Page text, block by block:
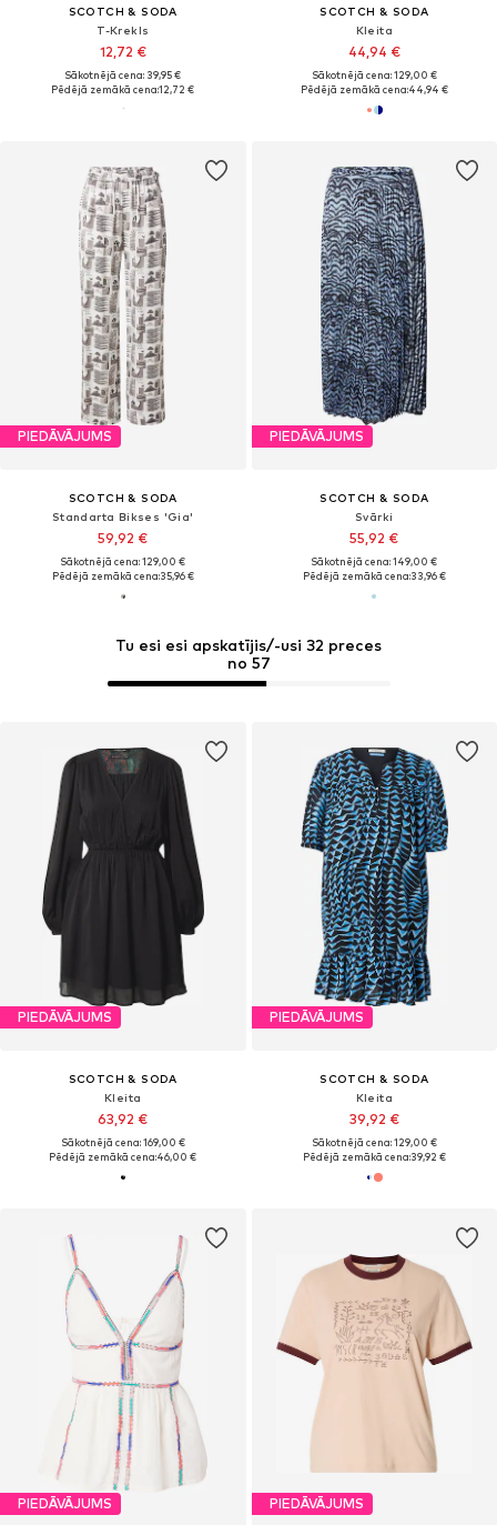
Tu esi esi apskatījis/-usi 32 preces
no 57
SCOTCH & SODA
T-Krekls
12,72 €
Sākotnējā cena: 39,95 €
Pēdējā zemākā cena:12,72 €
SCOTCH & SODA
Kleita
44,94 €
Sākotnējā cena: 129,00 €
Pēdējā zemākā cena:44,94 €
PIEDĀVĀJUMS
SCOTCH & SODA
Standarta Bikses 'Gia'
59,92 €
Sākotnējā cena: 129,00 €
Pēdējā zemākā cena:35,96 €
PIEDĀVĀJUMS
SCOTCH & SODA
Svārki
55,92 €
Sākotnējā cena: 149,00 €
Pēdējā zemākā cena:33,96 €
PIEDĀVĀJUMS
SCOTCH & SODA
Kleita
63,92 €
Sākotnējā cena: 169,00 €
Pēdējā zemākā cena:46,00 €
PIEDĀVĀJUMS
SCOTCH & SODA
Kleita
39,92 €
Sākotnējā cena: 129,00 €
Pēdējā zemākā cena:39,92 €
PIEDĀVĀJUMS PIEDĀVĀJUMS